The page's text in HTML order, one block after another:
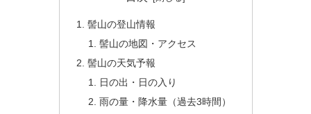
髻山の登山情報
髻山の地図・アクセス
髻山の天気予報
日の出・日の入り
雨の量・降水量（過去3時間）